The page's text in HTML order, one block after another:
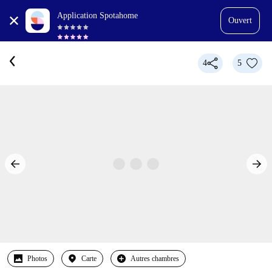
Application Spotahome
Ouvert
4 5
Photos Carte Autres chambres